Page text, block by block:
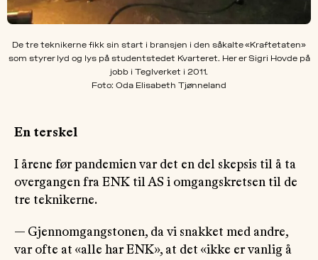
De tre teknikerne fikk sin start i bransjen i den såkalte «Kraftetaten»
som styrer lyd og lys på studentstedet Kvarteret. Her er Sigri Hovde på
jobb i Teglverket i 2011.
Foto: Oda Elisabeth Tjønneland
En terskel
I årene før pandemien var det en del skepsis til å ta
overgangen fra ENK til AS i omgangskretsen til de
tre teknikerne.
— Gjennomgangstonen, da vi snakket med andre,
var ofte at «alle har ENK», at det «ikke er vanlig å